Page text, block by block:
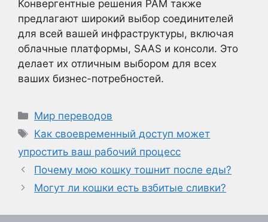
Конвергентные решения PAM также
предлагают широкий выбор соединителей
для всей вашей инфраструктуры, включая
облачные платформы, SAAS и консоли. Это
делает их отличным выбором для всех
ваших бизнес-потребностей.
Рубрики
Мир переводов
Метки
Как своевременный доступ может
упростить ваш рабочий процесс
Почему мою кошку тошнит после еды?
Могут ли кошки есть взбитые сливки?